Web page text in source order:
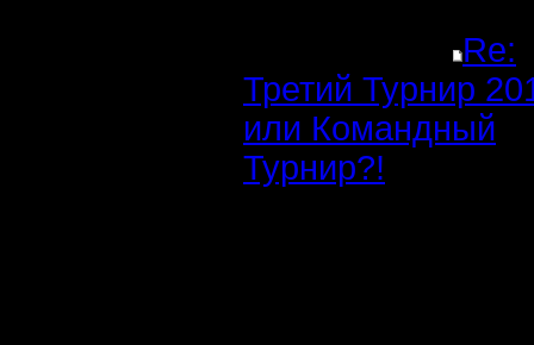
Re:
Третий Турнир
или Командный
Турнир?!